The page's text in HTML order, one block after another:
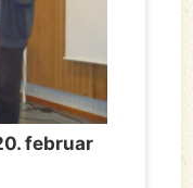
februar